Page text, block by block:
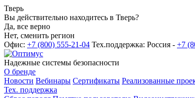
Тверь
Вы действительно находитесь в Тверь?
Да, все верно
Нет, сменить регион
Офис: +7 (800) 555-21-04 Тех.поддержка: Россия - +7
Надежные системы безопасности
О бренде
Новости Вебинары Сертификаты Реализованные
Тех. поддержка